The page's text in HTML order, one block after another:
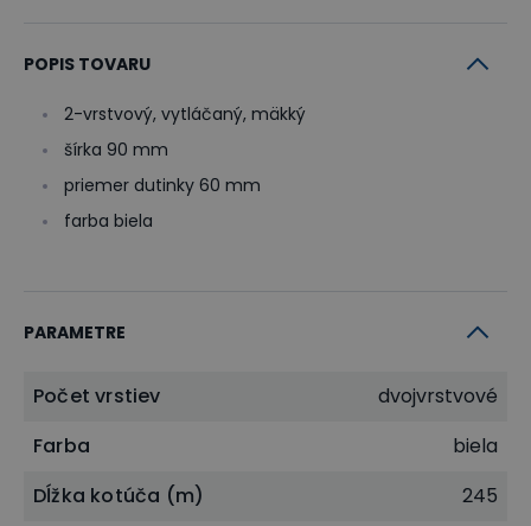
POPIS TOVARU
2-vrstvový, vytláčaný, mäkký
šírka 90 mm
priemer dutinky 60 mm
farba biela
PARAMETRE
Počet vrstiev
dvojvrstvové
Farba
biela
Dĺžka kotúča (m)
245